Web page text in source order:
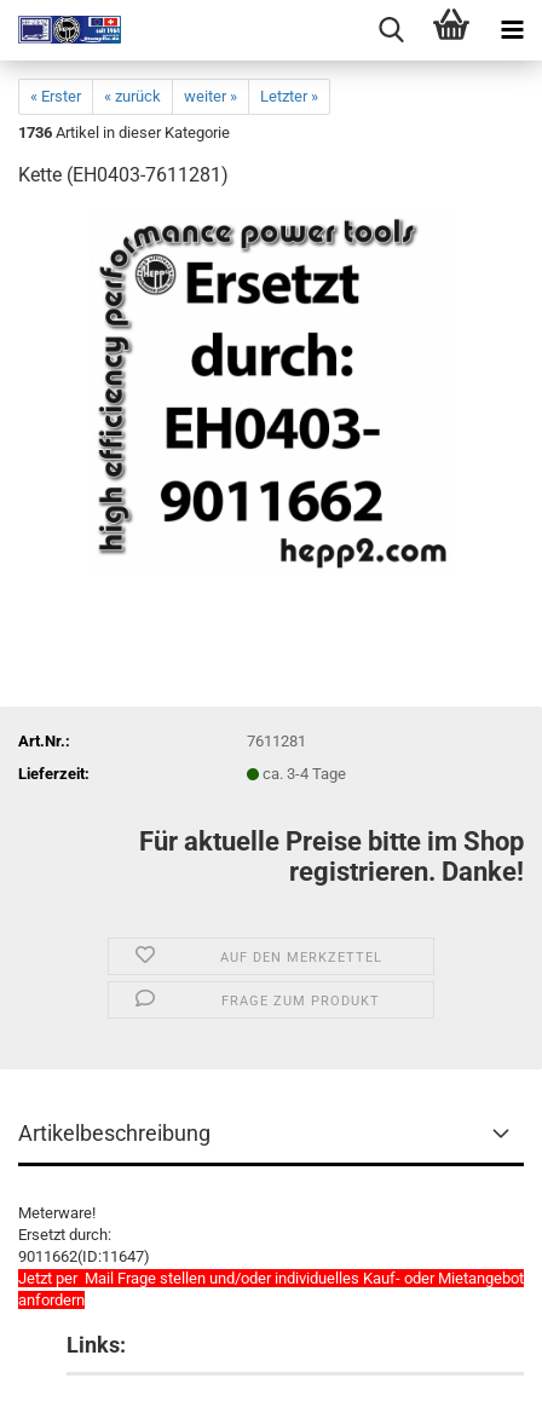
« Erster « zurück weiter »
Letzter »
1736 Artikel in dieser Kategorie
Kette (EH0403-7611281)
Art.Nr.:
7611281
Lieferzeit:
ca. 3-4 Tage
Für aktuelle Preise bitte im Shop
registrieren. Danke!
AUF DEN MERKZETTEL
FRAGE ZUM PRODUKT
Artikelbeschreibung
Meterware!
Ersetzt durch:
9011662(ID:11647)
Jetzt per Mail Frage stellen und/oder individuelles Kauf- oder Mietangebot
anfordern
Links: